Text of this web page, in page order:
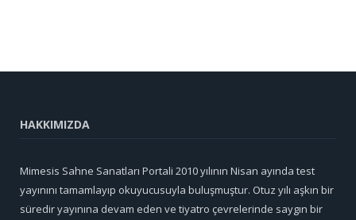
HAKKIMIZDA
Mimesis Sahne Sanatları Portali 2010 yılının Nisan ayında test
yayınını tamamlayıp okuyucusuyla buluşmuştur. Otuz yılı aşkın bir
süredir yayınına devam eden ve tiyatro çevrelerinde saygın bir